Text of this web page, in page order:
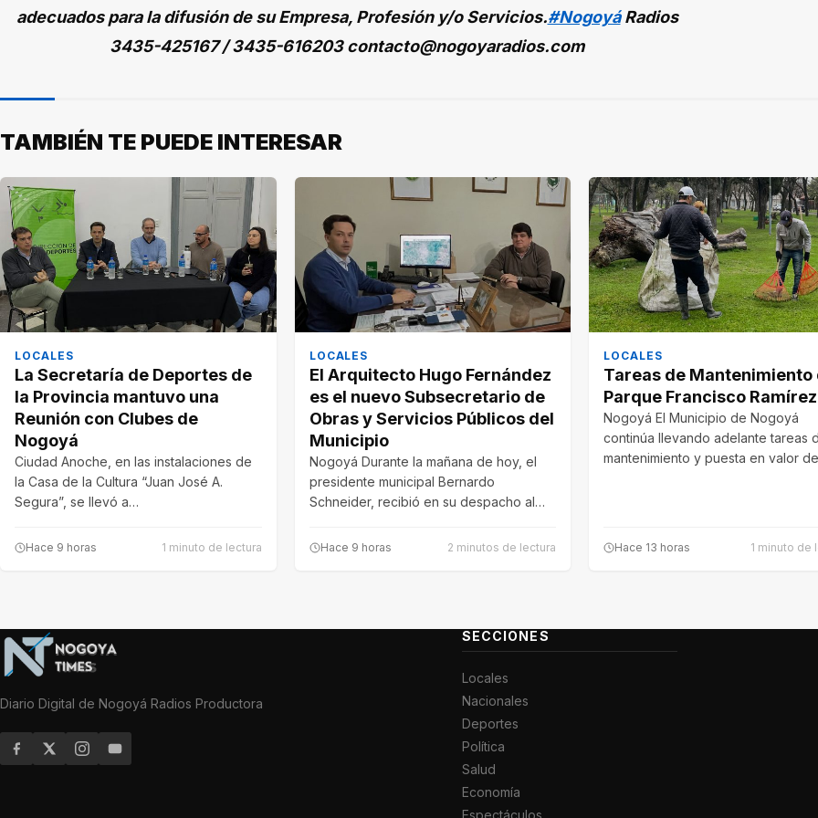
adecuados para la difusión de su Empresa, Profesión y/o Servicios.#NogoyáRadios
3435-425167 / 3435-616203 contacto@nogoyaradios.com
TAMBIÉN TE PUEDE INTERESAR
LOCALES
La Secretaría de Deportes de
la Provincia mantuvo una
Reunión con Clubes de
Nogoyá
Ciudad Anoche, en las instalaciones de
la Casa de la Cultura “Juan José A.
Segura”, se llevó a…
Hace 9 horas 1 minuto de lectura
LOCALES
El Arquitecto Hugo Fernández
es el nuevo Subsecretario de
Obras y Servicios Públicos del
Municipio
Nogoyá Durante la mañana de hoy, el
presidente municipal Bernardo
Schneider, recibió en su despacho al
Hace 9 horas 2 minutos de lectura
LOCALES
Tareas de Mantenimiento
Parque Francisco Ramírez
Nogoyá El Municipio de Nogoyá
continúa llevando adelante tareas
mantenimiento y puesta en valor
Hace 13 horas 1 minuto de
Diario Digital de Nogoyá Radios Productora
SECCIONES
Locales
Nacionales
Deportes
Política
Salud
Economía